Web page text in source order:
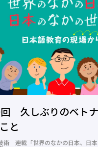
久しぶりのベト
と
術 連載「世界のなかの日本、日本